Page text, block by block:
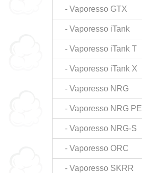
- Vaporesso GTX
- Vaporesso iTank
- Vaporesso iTank T
- Vaporesso iTank X
- Vaporesso NRG
- Vaporesso NRG PE
- Vaporesso NRG-S
- Vaporesso ORC
- Vaporesso SKRR